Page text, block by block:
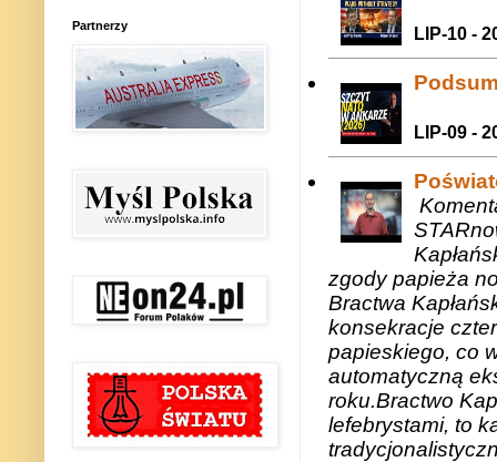
LIP-10 -
LIP-09 -
zgody papieża
Bractwa
konsekracje
papieskiego, co
automatyczną
roku.Bractwo
lefebrystami, to
Partnerzy